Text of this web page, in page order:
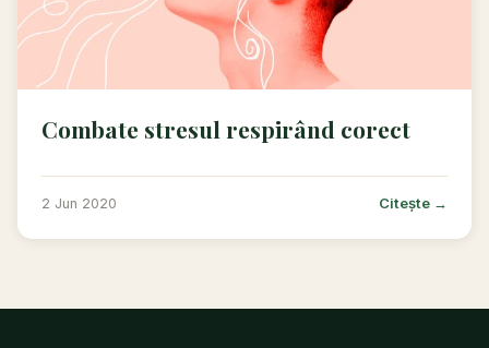
Combate stresul respirând corect
2 Jun 2020 Citește →